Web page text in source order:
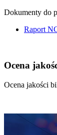
Dokumenty do
Raport
Ocena
Ocena jakości